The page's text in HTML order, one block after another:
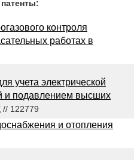
контроля
работах в
учета электрической
и подавлением высших
// 122779
и отопления